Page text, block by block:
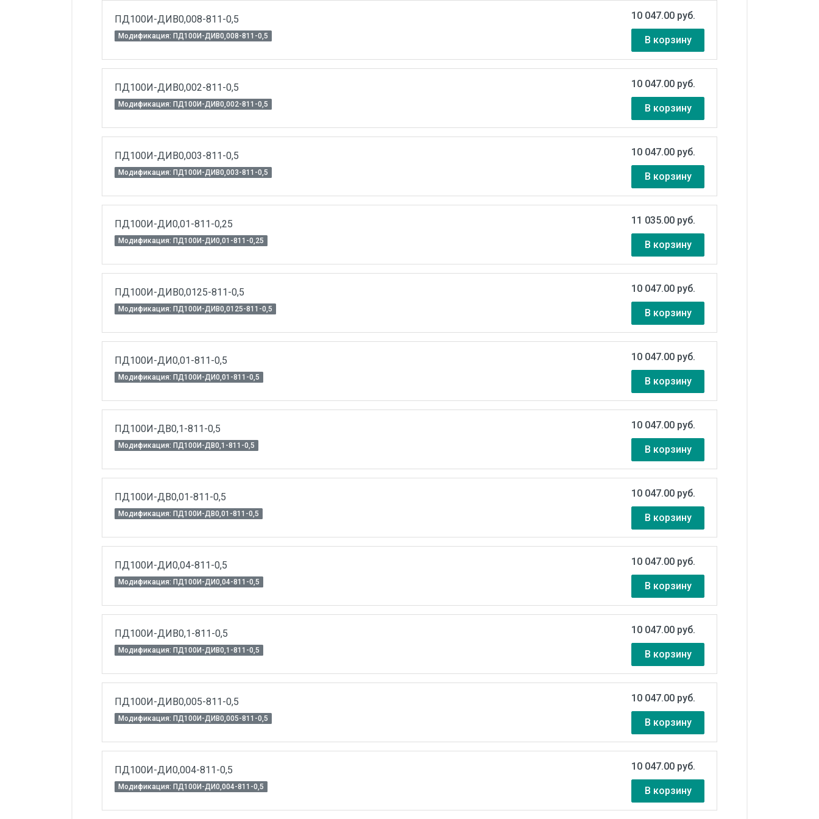
ПД100И-ДИВ0,008-811-0,5
Модификация: ПД100И-ДИВ0,008-811-0,5
10 047.00 руб.
В корзину
ПД100И-ДИВ0,002-811-0,5
Модификация: ПД100И-ДИВ0,002-811-0,5
10 047.00 руб.
В корзину
ПД100И-ДИВ0,003-811-0,5
Модификация: ПД100И-ДИВ0,003-811-0,5
10 047.00 руб.
В корзину
ПД100И-ДИ0,01-811-0,25
Модификация: ПД100И-ДИ0,01-811-0,25
11 035.00 руб.
В корзину
ПД100И-ДИВ0,0125-811-0,5
Модификация: ПД100И-ДИВ0,0125-811-0,5
10 047.00 руб.
В корзину
ПД100И-ДИ0,01-811-0,5
Модификация: ПД100И-ДИ0,01-811-0,5
10 047.00 руб.
В корзину
ПД100И-ДВ0,1-811-0,5
Модификация: ПД100И-ДВ0,1-811-0,5
10 047.00 руб.
В корзину
ПД100И-ДВ0,01-811-0,5
Модификация: ПД100И-ДВ0,01-811-0,5
10 047.00 руб.
В корзину
ПД100И-ДИ0,04-811-0,5
Модификация: ПД100И-ДИ0,04-811-0,5
10 047.00 руб.
В корзину
ПД100И-ДИВ0,1-811-0,5
Модификация: ПД100И-ДИВ0,1-811-0,5
10 047.00 руб.
В корзину
ПД100И-ДИВ0,005-811-0,5
Модификация: ПД100И-ДИВ0,005-811-0,5
10 047.00 руб.
В корзину
ПД100И-ДИ0,004-811-0,5
Модификация: ПД100И-ДИ0,004-811-0,5
10 047.00 руб.
В корзину